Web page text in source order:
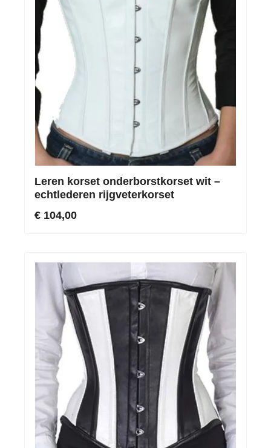
Leren korset onderborstkorset wit –
echtlederen rijgveterkorset
€ 104,00